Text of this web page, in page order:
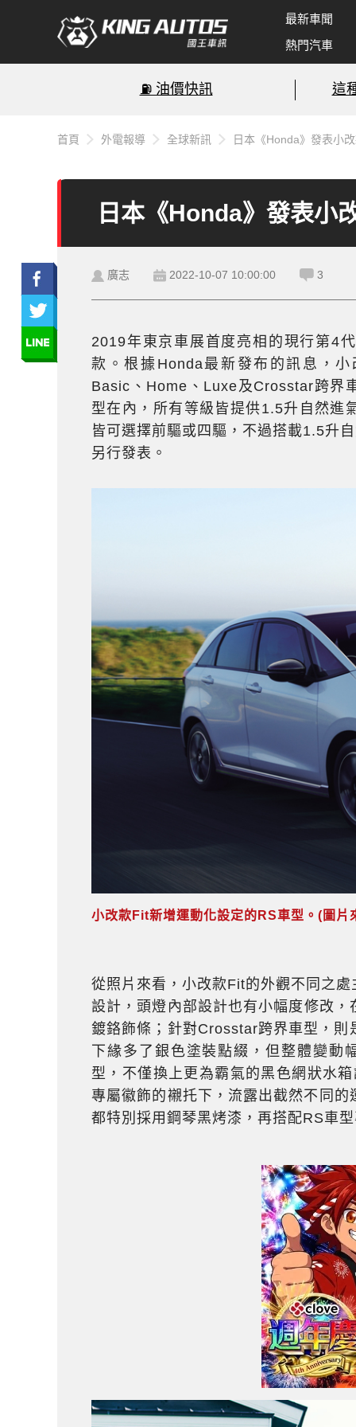
最新車聞
熱門汽車
⛽️ 油價快訊 這
首頁 外電報導 全球新訊 日本《Honda》發表小
日本《Honda》發表小
廣志 2022-10-07 10:00:00 3
2019年東京車展首度亮相的現行第4
款。根據Honda最新發布的訊息，
Basic、Home、Luxe及Crosstar跨界
型在內，所有等級皆提供1.5升自然進
皆可選擇前驅或四驅，不過搭載1.5升
另行發表。
小改款Fit新增運動化設定的RS車型。(圖
從照片來看，小改款Fit的外觀不同之
設計，頭燈內部設計也有小幅度修改
鍍鉻飾條；針對Crosstar跨界車型，
下緣多了銀色塗裝點綴，但整體變
型，不僅換上更為霸氣的黑色網狀水
專屬徽飾的襯托下，流露出截然不同
都特別採用鋼琴黑烤漆，再搭配RS車